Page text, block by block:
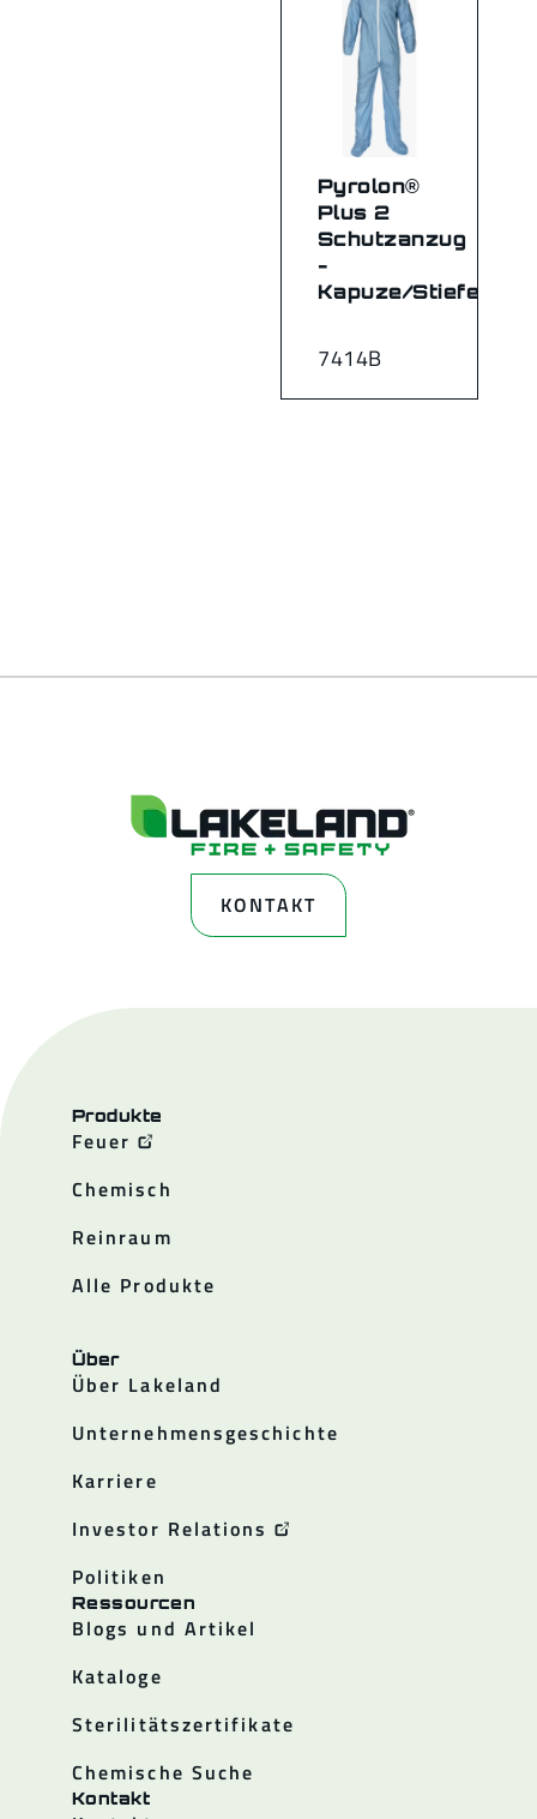
7414B
Pyrolon®
Plus 2
Schutzanzug
-
Kapuze/Stiefel
KONTAKT
Produkte
Feuer
Chemisch
Reinraum
Alle Produkte
Über
Über Lakeland
Unternehmensgeschichte
Karriere
Investor Relations
Politiken
Ressourcen
Blogs und Artikel
Kataloge
Sterilitätszertifikate
Chemische Suche
Kontakt